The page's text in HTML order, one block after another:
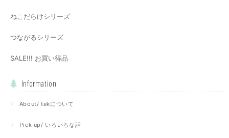
ねこだらけシリーズ
つながるシリーズ
SALE!!! お買い得品
Information
About/ tekについて
Pick up/ いろいろな話